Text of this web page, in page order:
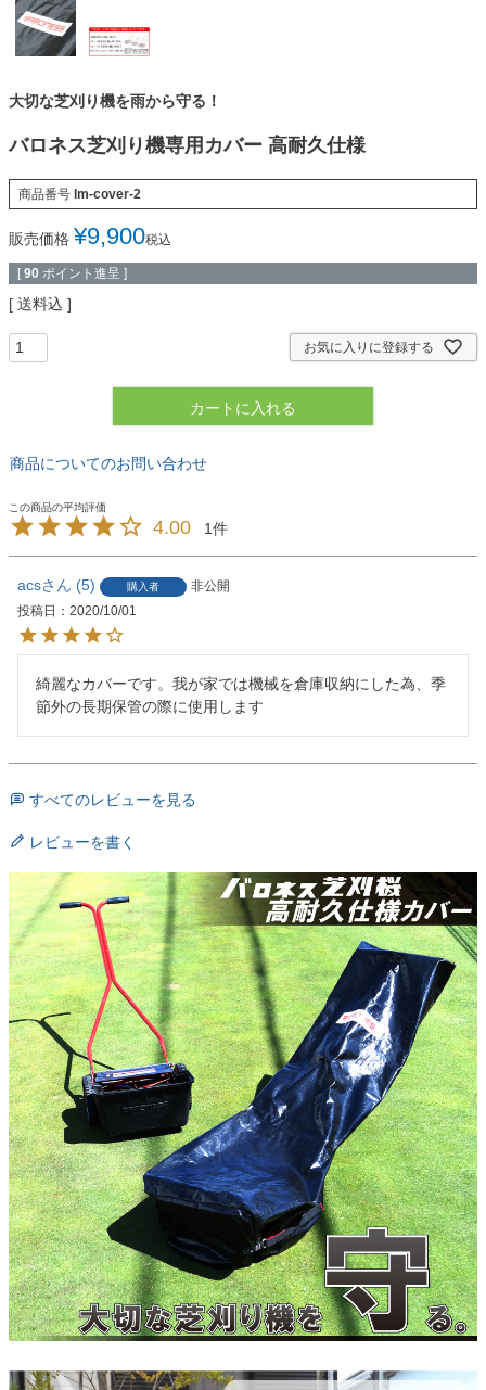
大切な芝刈り機を雨から守る！
バロネス芝刈り機専用カバー 高耐久仕様
商品番号 lm-cover-2
販売価格 ¥9,900税込
[ 90 ポイント進呈 ]
送料込
お気に入りに登録する
カートに入れる
商品についてのお問い合わせ
4.00 1
acs 5 購入者
非公開
投稿日
2020/10/01
綺麗なカバーです。我が家では機械を倉庫収納にした為、季
節外の長期保管の際に使用します
すべてのレビューを見る
レビューを書く